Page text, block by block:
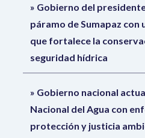
Gobierno del
páramo de Sumapaz con
que fortalece la
seguridad hídrica
Gobierno nacional
Nacional del Agua con
protección y justicia